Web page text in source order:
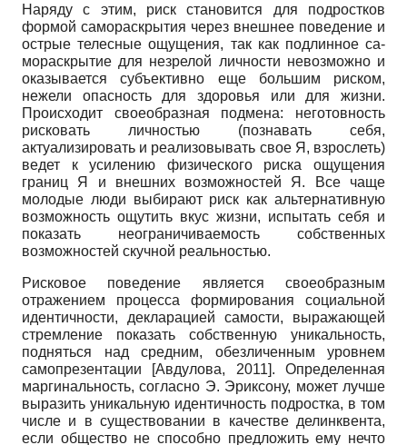
Наряду с этим, риск становится для подростков
формой самораскрытия через внешнее поведение и
острые телесные ощущения, так как подлинное са­
мораскрытие для незрелой личности невозможно и
оказывается субъективно еще большим риском,
нежели опасность для здоровья или для жизни.
Происходит своеобразная подмена: неготовность
рисковать личностью (познавать себя,
актуализировать и реализовывать свое Я, взрослеть)
ведет к усилению физического риска ощущения
границ Я и внешних возможностей Я. Все чаще
молодые люди выбирают риск как альтернативную
возможность ощутить вкус жизни, испытать себя и
показать неограничиваемость собственных
возможностей скучной реальностью.
Рисковое поведение является своеобразным
отражением процесса формирования социальной
идентичности, декларацией самости, выражающей
стремление показать собственную уникальность,
подняться над средним, обезличенным уровнем
самопрезентации [Авдулова, 2011]. Определенная
маргинальность, согласно Э. Эриксону, может лучше
выразить уникальную идентичность подростка, в том
числе и в существовании в качестве делинквента,
если общество не способно предложить ему нечто